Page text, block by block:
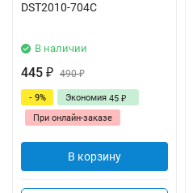
DST2010-704C
В наличии
445 ₽ 490₽
- 9% Экономия 45 ₽
При онлайн-заказе
В корзину